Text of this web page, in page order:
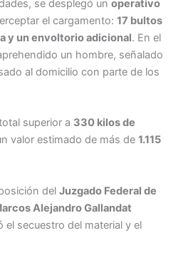
se desplegó un operativo
el cargamento: 17 bultos
y un envoltorio adicional. En el
un hombre, señalado
al domicilio con parte de los
superior a 330 kilos de
valor estimado de más de 1.115
del Juzgado Federal de
Alejandro Gallandat
el secuestro del material y el